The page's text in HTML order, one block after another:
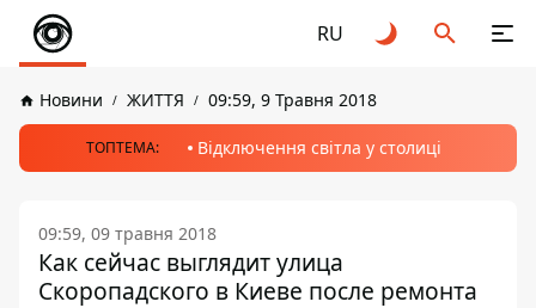
RU
Новини ЖИТТЯ 09:59, 9 Травня 2018
ТОПТЕМА: Відключення світла у столиці
09:59, 09 травня 2018
Как сейчас выглядит улица
Скоропадского в Киеве после ремонта